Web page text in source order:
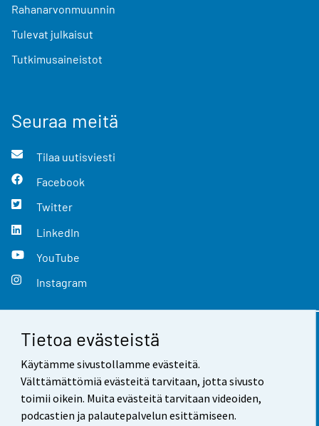
Tietoa evästeistä
Käytämme sivustollamme evästeitä.
Välttämättömiä evästeitä tarvitaan, jotta sivusto
toimii oikein. Muita evästeitä tarvitaan videoiden,
podcastien ja palautepalvelun esittämiseen.
Rahanarvonmuunnin
Tulevat julkaisut
Tutkimusaineistot
Seuraa meitä
Tilaa uutisviesti
Facebook
Twitter
LinkedIn
YouTube
Instagram
Yhteystiedot
Palaute
Käyttöehdot